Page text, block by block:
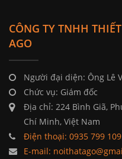
CÔNG TY TNHH
AGO
Người đại diện: Ông Lê
Chức vụ: Giám đốc
Địa chỉ: 224 Bình Giã,
Chí Minh, Việt Nam
Điện thoại: 0935 799
E-mail: